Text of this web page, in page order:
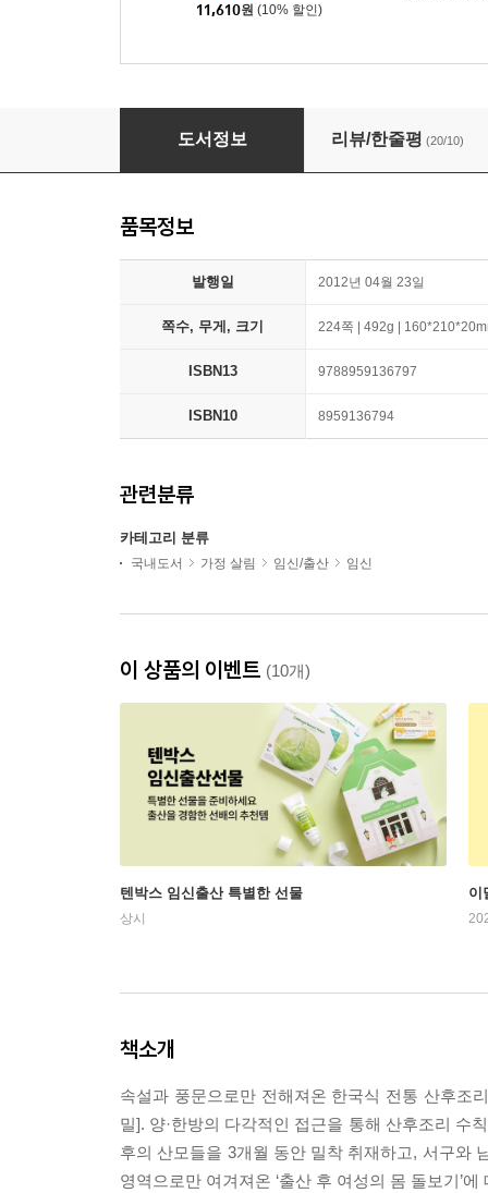
11,610원 (10% 할인)
SBS 스페셜 산후조리 100일의 기적
도서정보 리뷰/한줄평 (20/10)
품목정보
발행일 2012년 04월 23일
쪽수, 무게, 크기 224쪽 | 492g |
ISBN13 9788959136797
ISBN10 8959136794
관련분류
카테고리 분류
국내도서 가정 살림 임신/출산 임신
이 상품의 이벤트 (10개)
텐박스 임신출산 특별한 선물
상시
이
책소개
속설과 풍문으로만 전해져온 한국식 전통 산후조
밀]. 양·한방의 다각적인 접근을 통해 산후조리 수
후의 산모들을 3개월 동안 밀착 취재하고, 서구와
영역으로만 여겨져온 ‘출산 후 여성의 몸 돌보기’